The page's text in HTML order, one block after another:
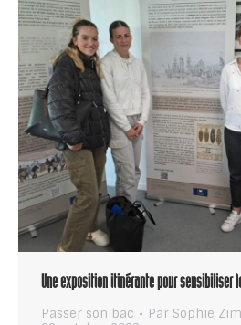
Une exposition itinérante pour sensibiliser
Passer son bac Par Sophie